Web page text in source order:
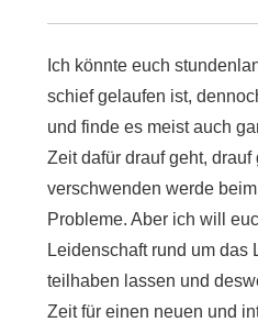
Ich könnte euch
schief gelaufen ist,
und finde es meist auch
Zeit dafür drauf geht,
verschwenden werde
Probleme. Aber ich will
Leidenschaft rund um das
teilhaben lassen und
Zeit für einen neuen und